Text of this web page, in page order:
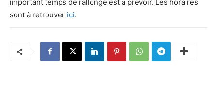
important temps de rallonge est à prévoir. Les horaires
sont à retrouver ici.